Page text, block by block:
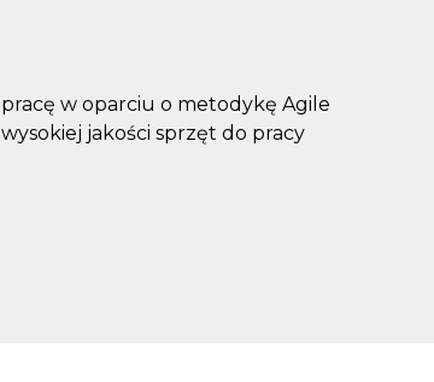
pracę w oparciu o metodykę Agile
wysokiej jakości sprzęt do pracy